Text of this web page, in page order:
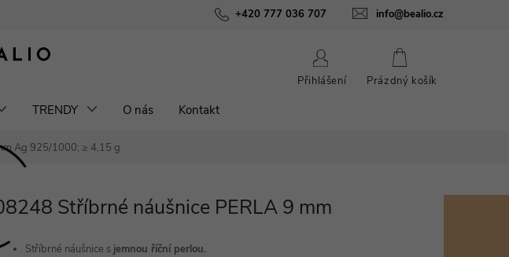
+420 777 036 707 info@bealio.cz
Podmínky ochrany osobních údajů O nás Péče o šperky
Přihlášení
NÁKUPNÍ
Prázdný košík
TRENDY O nás Kontakt
Ag 925/1000; ≥ 4,15 g
Stříbrné náušnice PERLA 9 mm
Stříbrné náušnice s jemnou říční perlou.